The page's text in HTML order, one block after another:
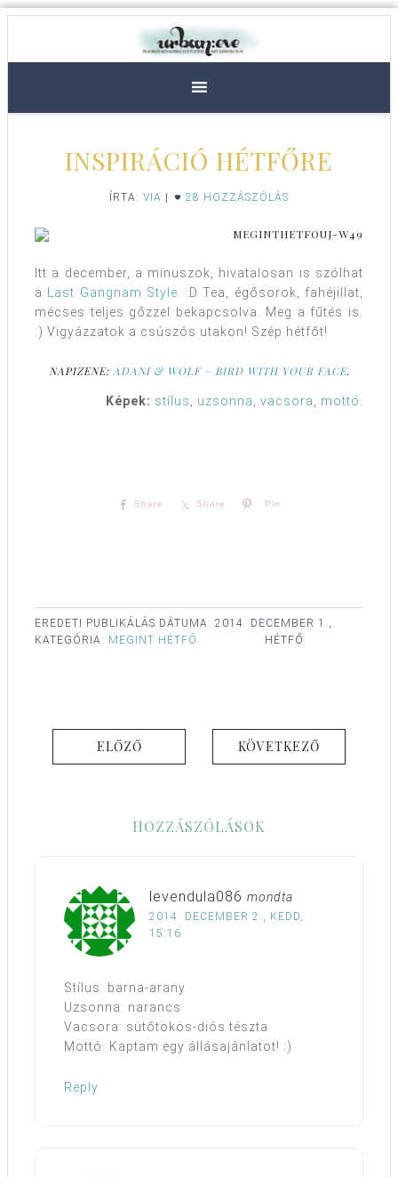
INSPIRÁCIÓ HÉTFŐRE
ÍRTA: VIA 28 HOZZÁSZÓLÁS
Itt a december, a mínuszok, hivatalosan is szólhat
a Last Gangnam Style. :D Tea, égősorok, fahéjillat,
mécses teljes gőzzel bekapcsolva. Meg a fűtés is.
:) Vigyázzatok a csúszós utakon! Szép hétfőt!
NAPIZENE: ADANI & WOLF – BIRD WITH YOUR FACE.
Képek: stílus, uzsonna, vacsora, mottó.
Share Share Pin
EREDETI PUBLIKÁLÁS DÁTUMA: 2014. DECEMBER 1.,
HÉTFŐ
KATEGÓRIA: MEGINT HÉTFŐ
ELŐZŐ KÖVETKEZŐ
HOZZÁSZÓLÁSOK
levendula086 mondta
2014. DECEMBER 2., KEDD,
15:16
Stílus: barna-arany
Uzsonna: narancs
Vacsora: sütőtökös-diós tészta
Mottó: Kaptam egy állásajánlatot! :)
Reply